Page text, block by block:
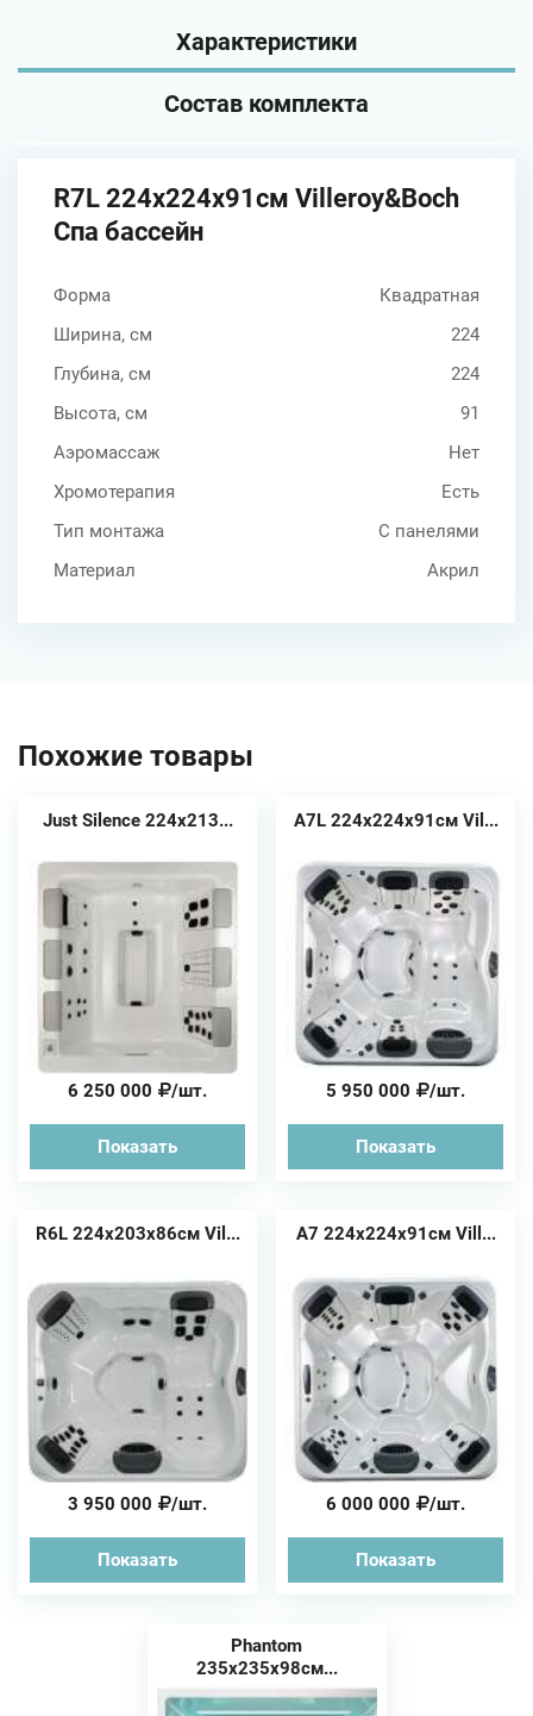
Характеристики
Состав комплекта
R7L 224x224x91см Villeroy&Boch
Спа бассейн
Форма
Квадратная
Ширина, см
224
Глубина, см
224
Высота, см
91
Аэромассаж
Нет
Хромотерапия
Есть
Тип монтажа
С панелями
Материал
Акрил
Похожие товары
Just Silence 224x213...
6 250 000 /шт.
Показать
A7L 224x224x91см Vil...
5 950 000 /шт.
Показать
R6L 224x203x86см Vil...
3 950 000 /шт.
Показать
A7 224x224x91см Vill...
6 000 000 /шт.
Показать
Phantom
235x235x98см...